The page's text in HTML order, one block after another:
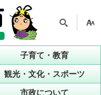
ル
子育て・教育
観光・文化・スポーツ
市政について